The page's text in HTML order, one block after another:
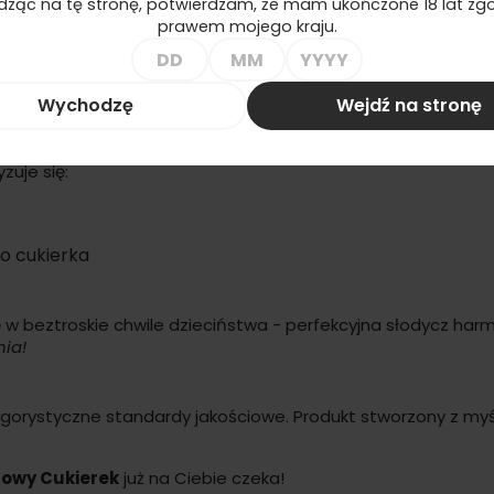
Marzeń
smakowych dzięki Aromatowi Just Fake Lodowy
Ten 10-mililitrowy aromat to prawdziwa podróż w krainę
się:
cukierka
beztroskie chwile dzieciństwa - perfekcyjna słodycz
standardy jakościowe. Produkt stworzony z
Cukierek już na Ciebie czeka!
na tę stronę, potwierdzam, że mam ukończone 18 lat
prawem mojego kraju.
Wejdź na stronę
Wychodzę